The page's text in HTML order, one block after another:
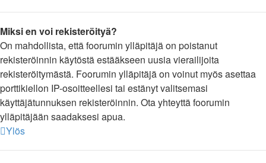
Miksi en voi rekisteröityä?
On mahdollista, että foorumin ylläpitäjä on poistanut
rekisteröinnin käytöstä estääkseen uusia vierailijoita
rekisteröitymästä. Foorumin ylläpitäjä on voinut myös asettaa
porttikiellon IP-osoitteellesi tai estänyt valitsemasi
käyttäjätunnuksen rekisteröinnin. Ota yhteyttä foorumin
ylläpitäjään saadaksesi apua.
Ylös